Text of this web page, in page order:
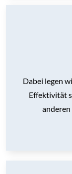
Dabei legen
Effektivität